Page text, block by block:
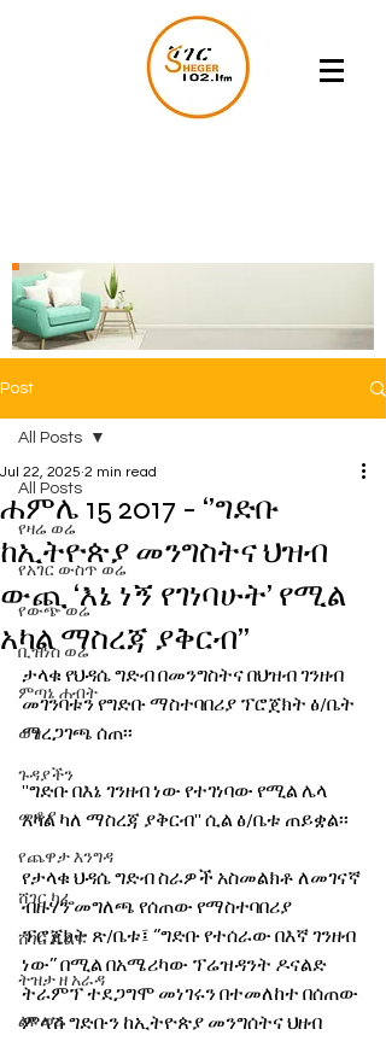
Post
All Posts
የዛሬ ወሬ
የአገር ውስጥ ወሬ
የውጭ ወሬ
ቢዝነስ ወሬ
ምጣኔ ሐብት
ወግ
ጉዳያችን
መቆያ
የጨዋታ እንግዳ
ሸገር ካፌ
ሸገር ሼልፍ
ትዝታ ዘ አራዳ
ልዩ ወሬ
All Posts
ሐምሌ 15 2017 - ‘’ግድቡ
ከኢትዮጵያ መንግስትና ህዝብ
ውጪ ‘እኔ ነኝ የገነባሁት’ የሚል
አካል ማስረጃ ያቅርብ’’
Jul 22, 2025 2 min read
ታላቁ የህዳሴ ግድብ በመንግስትና በህዝብ ገንዘብ
መገንባቱን የግድቡ ማስተባበሪያ ፕሮጀክት ፅ/ቤት
ማረጋገጫ ሰጠ፡፡
''ግድቡ በእኔ ገንዘብ ነው የተገነባው የሚል ሌላ
አካል ካለ ማስረጃ ያቅርብ'' ሲል ፅ/ቤቱ ጠይቋል፡፡
የታላቁ ህዳሴ ግድብ ስራዎች አስመልክቶ ለመገናኛ
ብዙሃን መግለጫ የሰጠው የማስተባበሪያ
ፕሮጀክት ጽ/ቤቱ፤ ‘’ግድቡ የተሰራው በእኛ ገንዘብ
ነው’’ በሚል በአሜሪካው ፕሬዝዳንት ዶናልድ
ትራምፕ ተደጋግሞ መነገሩን በተመለከተ በሰጠው
ምላሽ ግድቡን ከኢትዮጵያ መንግሰትና ህዘብ